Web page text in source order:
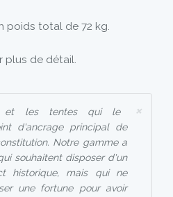
poids total de 72 kg.
plus de détail.
×
et les tentes qui le
d'ancrage principal de
Notre gamme a
souhaitent disposer d'un
historique, mais qui ne
une fortune pour avoir